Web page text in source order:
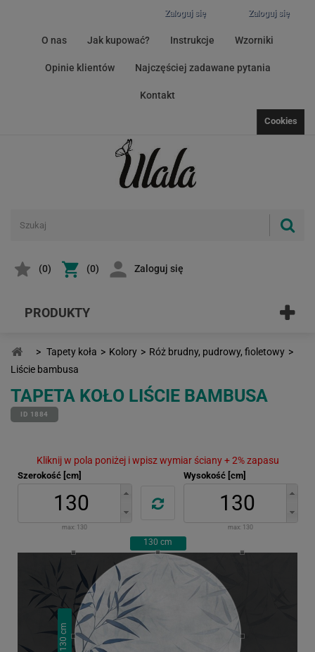
Zaloguj się
Zaloguj się
O nas Jak kupować? Instrukcje Wzorniki
Opinie klientów Najczęściej zadawane pytania
Kontakt
Cookies
(0) (0) Zaloguj się
PRODUKTY
> Tapety koła > Kolory > Róż brudny, pudrowy, fioletowy >
Liście bambusa
TAPETA KOŁO LIŚCIE BAMBUSA
ID 1884
Kliknij w pola poniżej i wpisz wymiar ściany + 2% zapasu
Szerokość [cm]
max: 130
Wysokość [cm]
max: 130
130 cm
130
cm